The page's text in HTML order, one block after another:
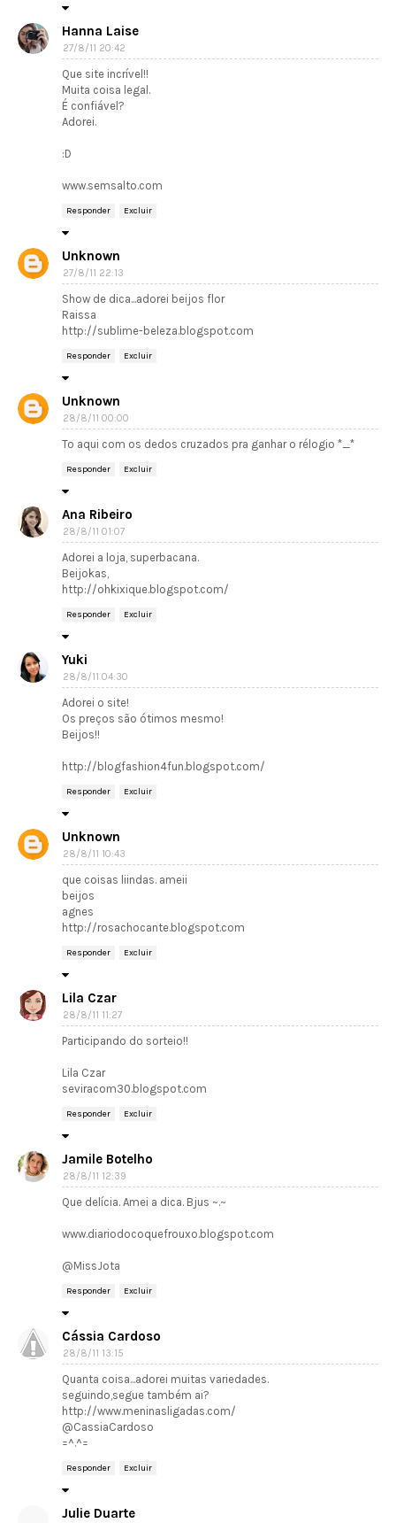
Hanna Laise
27/8/11 20:42
Que site incrível!!
Muita coisa legal.
É confiável?
Adorei.
:D
www.semsalto.com
Responder Excluir
Unknown
27/8/11 22:13
Show de dica...adorei beijos flor
Raissa
http://sublime-beleza.blogspot.com
Responder Excluir
Unknown
28/8/11 00:00
To aqui com os dedos cruzados pra ganhar o rélogio *_*
Responder Excluir
Ana Ribeiro
28/8/11 01:07
Adorei a loja, superbacana.
Beijokas,
http://ohkixique.blogspot.com/
Responder Excluir
Yuki
28/8/11 04:30
Adorei o site!
Os preços são ótimos mesmo!
Beijos!!
http://blogfashion4fun.blogspot.com/
Responder Excluir
Unknown
28/8/11 10:43
que coisas liindas. ameii
beijos
agnes
http://rosachocante.blogspot.com
Responder Excluir
Lila Czar
28/8/11 11:27
Participando do sorteio!!
Lila Czar
seviracom30.blogspot.com
Responder Excluir
Jamile Botelho
28/8/11 12:39
Que delícia. Amei a dica. Bjus ~.~
www.diariodocoquefrouxo.blogspot.com
@MissJota
Responder Excluir
Cássia Cardoso
28/8/11 13:15
Quanta coisa...adorei muitas variedades.
seguindo,segue também ai?
http://www.meninasligadas.com/
@CassiaCardoso
=^.^=
Responder Excluir
Julie Duarte